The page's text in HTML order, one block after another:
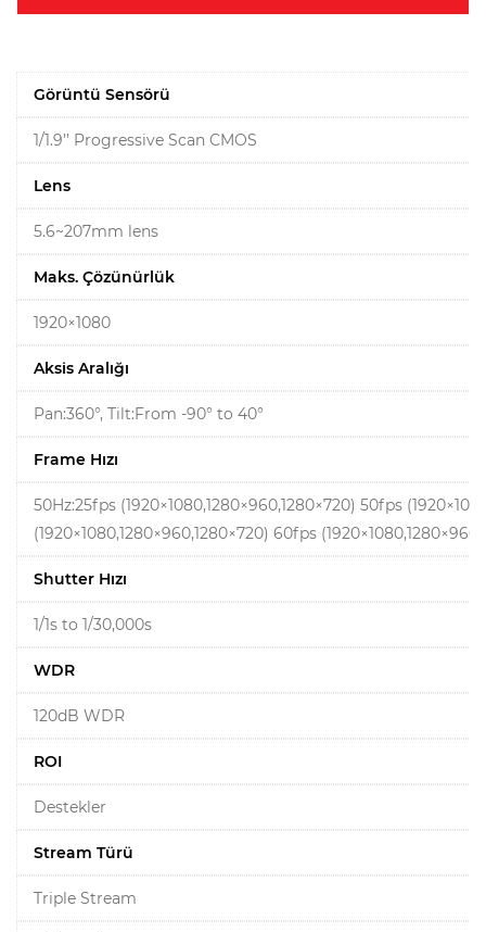
Görüntü Sensörü
1/1.9’’ Progressive Scan CMOS
Lens
5.6~207mm lens
Maks. Çözünürlük
1920×1080
Aksis Aralığı
Pan:360°, Tilt:From -90° to 40°
Frame Hızı
50Hz:25fps (1920×1080,1280×960,1280×720) 50fps
(1920×1080,1280×960,1280×720) 60fps
Shutter Hızı
1/1s to 1/30,000s
WDR
120dB WDR
ROI
Destekler
Stream Türü
Triple Stream